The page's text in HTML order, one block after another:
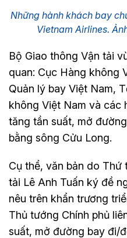
Những hành khách bay
Vietnam Airlines.
Bộ Giao thông Vận tải
quan: Cục Hàng không
Quản lý bay Việt Nam,
không Việt Nam và các
tăng tần suất, mở
bằng sông Cửu Long.
Cụ thể, văn bản do Thứ
tải Lê Anh Tuấn ký đề
nêu trên khẩn trương
Thủ tướng Chính phủ
suất, mở đường bay đi/